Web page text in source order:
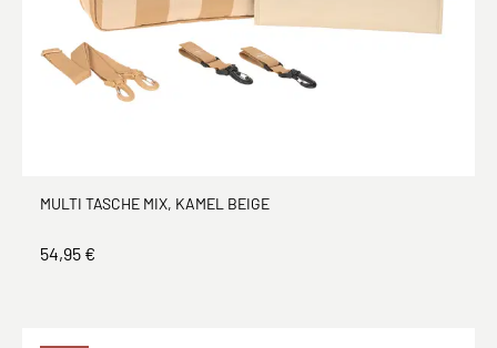
MULTI TASCHE MIX, KAMEL BEIGE
54,95 €